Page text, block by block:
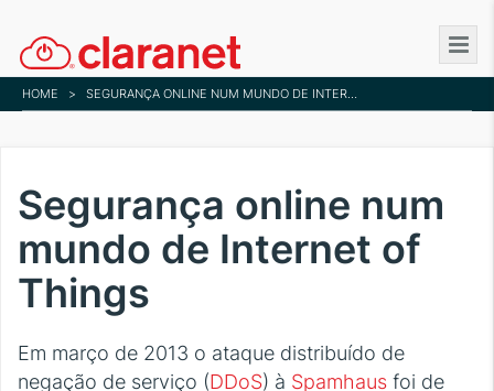
to
main
content
HOME > SEGURANÇA ONLINE NUM MUNDO DE INTERNET OF THINGS
Segurança online num
mundo de Internet of
Things
Em março de 2013 o ataque distribuído de
negação de serviço (DDoS) à Spamhaus foi de